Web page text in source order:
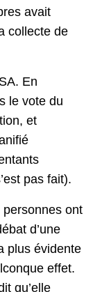
avait
collecte de
En
le vote du
et
pas fait).
ont
d’une
plus évidente
effet.
qu’elle